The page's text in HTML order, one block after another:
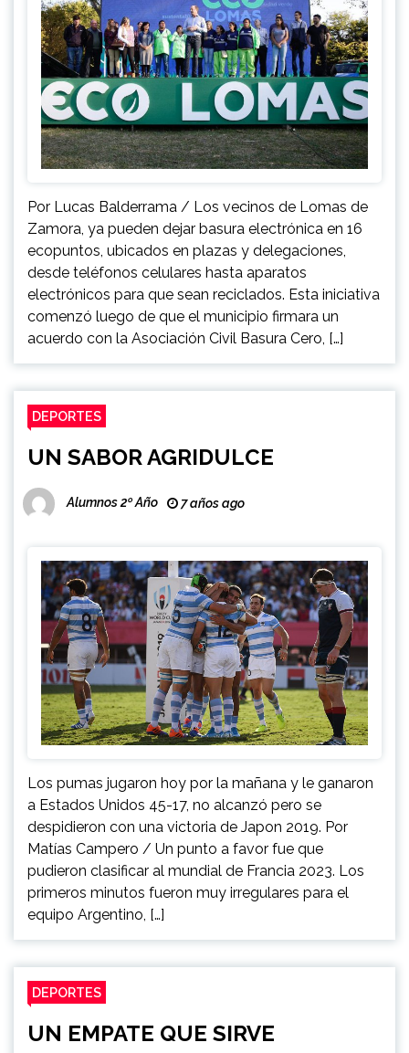
Por Lucas Balderrama / Los vecinos de Lomas de
Zamora, ya pueden dejar basura electrónica en 16
ecopuntos, ubicados en plazas y delegaciones,
desde teléfonos celulares hasta aparatos
electrónicos para que sean reciclados. Esta iniciativa
comenzó luego de que el municipio firmara un
acuerdo con la Asociación Civil Basura Cero, […]
DEPORTES
UN SABOR AGRIDULCE
Alumnos 2º Año 7 años ago
Los pumas jugaron hoy por la mañana y le ganaron
a Estados Unidos 45-17, no alcanzó pero se
despidieron con una victoria de Japon 2019. Por
Matías Campero / Un punto a favor fue que
pudieron clasificar al mundial de Francia 2023. Los
primeros minutos fueron muy irregulares para el
equipo Argentino, […]
DEPORTES
UN EMPATE QUE SIRVE